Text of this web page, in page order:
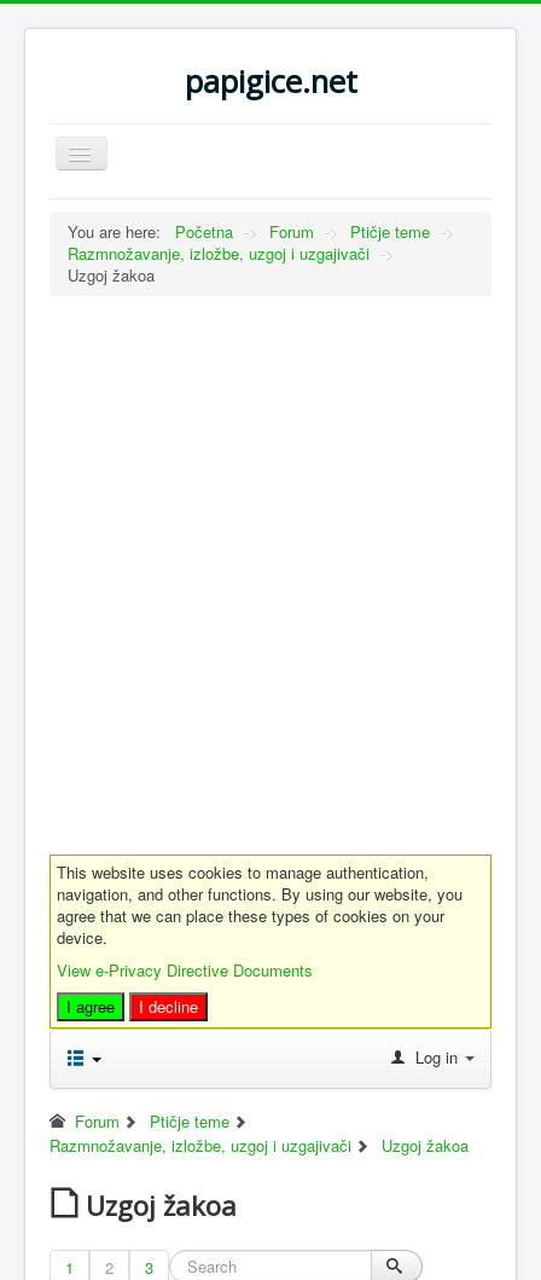
papigice.net
Toggle
Navigation
You are here: Početna -> Forum -> Ptičje teme ->
Razmnožavanje, izložbe, uzgoj i uzgajivači ->
Uzgoj žakoa
This website uses cookies to manage authentication,
navigation, and other functions. By using our website, you
agree that we can place these types of cookies on your
device.
View e-Privacy Directive Documents
I agree
I decline
Log in
Forum
Ptičje teme
Razmnožavanje, izložbe, uzgoj i uzgajivači
Uzgoj žakoa
Uzgoj žakoa
1 2 3